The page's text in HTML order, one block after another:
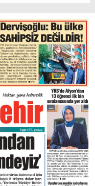
WhatsApp İhbar Hattı
Facebook
Youtube